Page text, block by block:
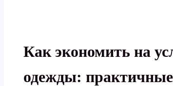
Как экономить на
одежды: